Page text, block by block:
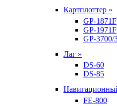
Картплоттер »
GP-1871F
GP-1971F
GP-3700/
Лаг »
DS-60
DS-85
FE-800